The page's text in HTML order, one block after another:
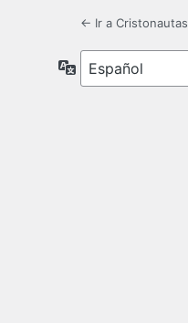
← Ir a
Idioma